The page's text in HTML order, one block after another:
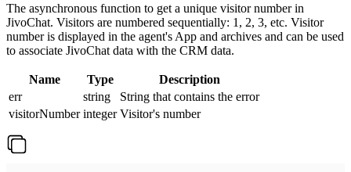
The asynchronous function to get a unique visitor number in
JivoChat. Visitors are numbered sequentially: 1, 2, 3, etc. Visitor
number is displayed in the agent's App and archives and can be used
to associate JivoChat data with the CRM data.
Name Type
Description
err
string
String that contains the error
visitorNumber integer Visitor's number